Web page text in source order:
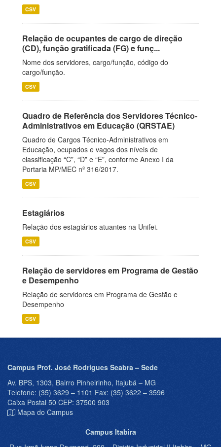
CSV
Relação de ocupantes de cargo de direção
(CD), função gratificada (FG) e funç...
Nome dos servidores, cargo/função, código do
cargo/função.
CSV
Quadro de Referência dos Servidores Técnico-
Administrativos em Educação (QRSTAE)
Quadro de Cargos Técnico-Administrativos em
Educação, ocupados e vagos dos níveis de
classificação “C”, “D” e “E”, conforme Anexo I da
Portaria MP/MEC nº 316/2017.
CSV
Estagiários
Relação dos estagiários atuantes na Unifei.
CSV
Relação de servidores em Programa de Gestão
e Desempenho
Relação de servidores em Programa de Gestão e
Desempenho
CSV
Campus Prof. José Rodrigues Seabra – Sede
Av. BPS, 1303, Bairro Pinheirinho, Itajubá – MG
Telefone: (35) 3629 – 1101 Fax: (35) 3622 – 3596
Caixa Postal 50 CEP: 37500 903
Mapa do Campus
Campus Itabira